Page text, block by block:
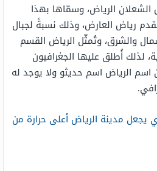
الرياض، وسمّاها بهذا
رياض العارض، وذلك نسبةً لجبال
والشرق، وتُمثّل الرياض القسم
لذلك أُطلق عليها الجغرافيون
الرياض اسم حديثو ولا يوجد له
يجعل مدينة الرياض أعلى حرارة من